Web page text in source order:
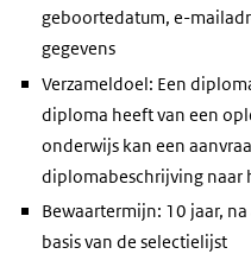
geboortedatum, e-
gegevens
Verzameldoel: Een
diploma heeft van een
onderwijs kan een
diplomabeschrijving naar
Bewaartermijn: 10 jaar,
basis van de selectielijst